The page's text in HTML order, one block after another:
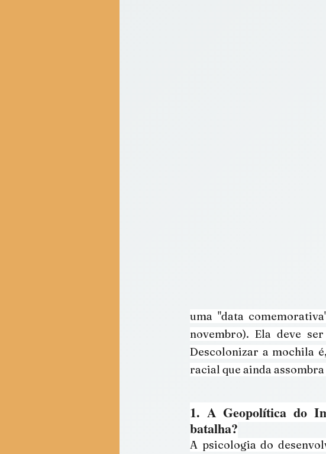
uma "data
novembro). Ela deve
Descolonizar a mochila
racial que ainda
1. A Geopolítica do
batalha?
A psicologia do